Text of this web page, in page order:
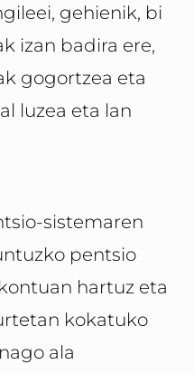
gehienik, bi
izan badira ere,
gogortzea eta
luzea eta lan
sistemaren
pentsio
hartuz eta
kokatuko
ala